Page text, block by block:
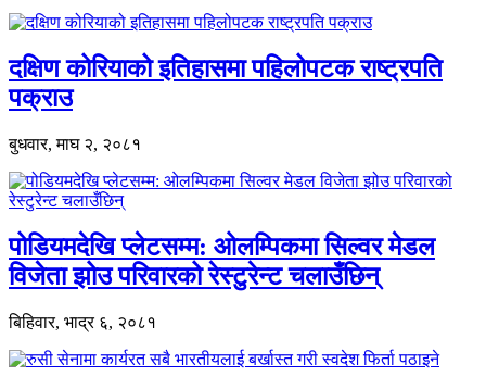
दक्षिण कोरियाको इतिहासमा पहिलोपटक राष्ट्रपति
पक्राउ
बुधवार, माघ २, २०८१
पोडियमदेखि प्लेटसम्म: ओलम्पिकमा सिल्वर मेडल
विजेता झोउ परिवारको रेस्टुरेन्ट चलाउँछिन्
बिहिवार, भाद्र ६, २०८१